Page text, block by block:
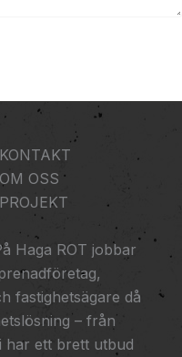
KONTAKT
OM OSS
PROJEKT
Haga ROT jobbar
fastighetsägare då
– från
har ett brett utbud